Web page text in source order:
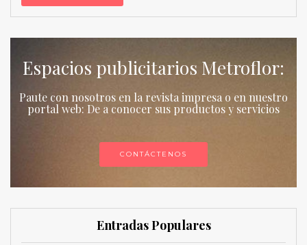
Espacios publicitarios Metroflor:
Paute con nosotros en la revista impresa o en nuestro
portal web: De a conocer sus productos y servicios
CONTÁCTENOS
Entradas Populares